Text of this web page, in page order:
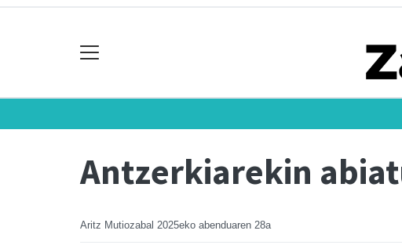
Antzerkiarekin
Aritz Mutiozabal 2025eko abenduaren 28a